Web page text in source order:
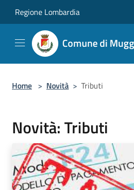
Regione Lombardia
Comune di
Home > Novità > Tributi
Novità: Tributi